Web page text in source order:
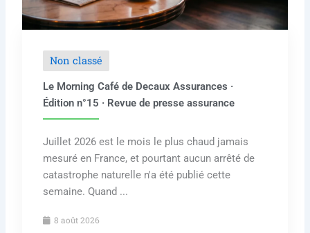
Non classé
Le Morning Café de Decaux Assurances ·
Édition n°15 · Revue de presse assurance
Juillet 2026 est le mois le plus chaud jamais
mesuré en France, et pourtant aucun arrêté de
catastrophe naturelle n'a été publié cette
semaine. Quand ...
8 août 2026